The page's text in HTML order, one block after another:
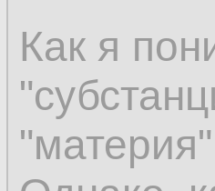
вы
этого
что уже
Как я